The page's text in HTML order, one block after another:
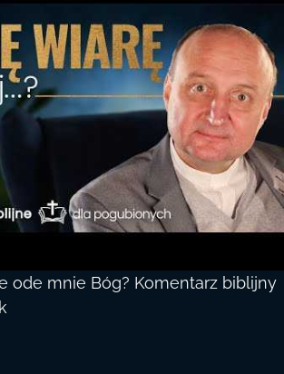
ode mnie Bóg? Komentarz biblijny